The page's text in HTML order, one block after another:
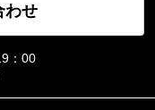
わせ
：00